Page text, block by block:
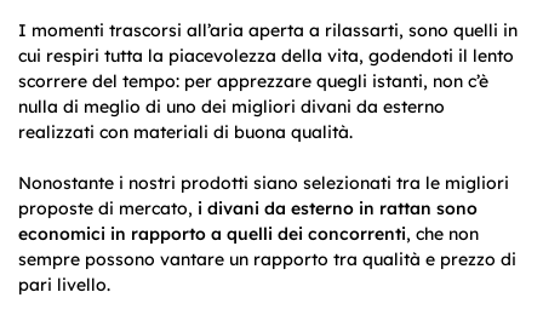
I momenti trascorsi all’aria aperta a rilassarti, sono quelli in
cui respiri tutta la piacevolezza della vita, godendoti il lento
scorrere del tempo: per apprezzare quegli istanti, non c’è
nulla di meglio di uno dei migliori divani da esterno
realizzati con materiali di buona qualità.
Nonostante i nostri prodotti siano selezionati tra le migliori
proposte di mercato, i divani da esterno in rattan sono
economici in rapporto a quelli dei concorrenti, che non
sempre possono vantare un rapporto tra qualità e prezzo di
pari livello.